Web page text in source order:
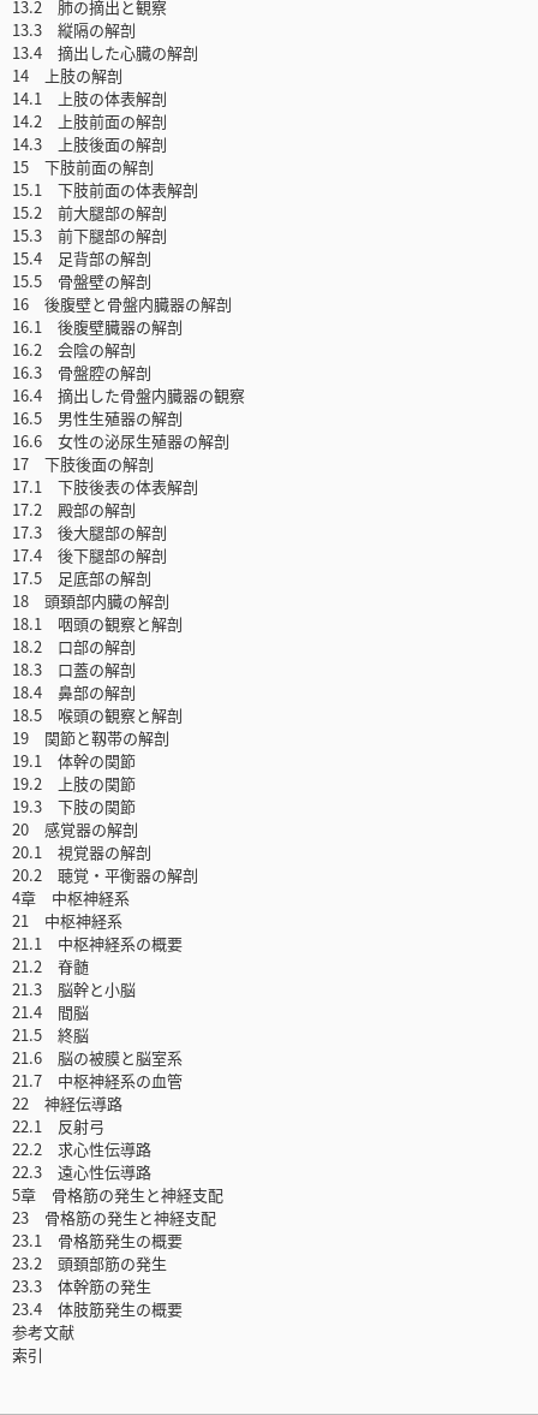
13.2 肺の摘出と観察
13.3 縦隔の解剖
13.4 摘出した心臓の解剖
14 上肢の解剖
14.1 上肢の体表解剖
14.2 上肢前面の解剖
14.3 上肢後面の解剖
15 下肢前面の解剖
15.1 下肢前面の体表解剖
15.2 前大腿部の解剖
15.3 前下腿部の解剖
15.4 足背部の解剖
15.5 骨盤壁の解剖
16 後腹壁と骨盤内臓器の解剖
16.1 後腹壁臓器の解剖
16.2 会陰の解剖
16.3 骨盤腔の解剖
16.4 摘出した骨盤内臓器の観察
16.5 男性生殖器の解剖
16.6 女性の泌尿生殖器の解剖
17 下肢後面の解剖
17.1 下肢後表の体表解剖
17.2 殿部の解剖
17.3 後大腿部の解剖
17.4 後下腿部の解剖
17.5 足底部の解剖
18 頭頚部内臓の解剖
18.1 咽頭の観察と解剖
18.2 口部の解剖
18.3 口蓋の解剖
18.4 鼻部の解剖
18.5 喉頭の観察と解剖
19 関節と靱帯の解剖
19.1 体幹の関節
19.2 上肢の関節
19.3 下肢の関節
20 感覚器の解剖
20.1 視覚器の解剖
20.2 聴覚・平衡器の解剖
4章 中枢神経系
21 中枢神経系
21.1 中枢神経系の概要
21.2 脊髄
21.3 脳幹と小脳
21.4 間脳
21.5 終脳
21.6 脳の被膜と脳室系
21.7 中枢神経系の血管
22 神経伝導路
22.1 反射弓
22.2 求心性伝導路
22.3 遠心性伝導路
5章 骨格筋の発生と神経支配
23 骨格筋の発生と神経支配
23.1 骨格筋発生の概要
23.2 頭頚部筋の発生
23.3 体幹筋の発生
23.4 体肢筋発生の概要
参考文献
索引